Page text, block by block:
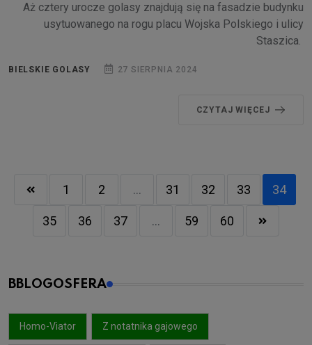
Aż cztery urocze golasy znajdują się na fasadzie budynku
usytuowanego na rogu placu Wojska Polskiego i ulicy
Staszica.
BIELSKIE GOLASY 27 SIERPNIA 2024
CZYTAJ WIĘCEJ
1 2 ... 31 32 33 34
35 36 37 ... 59 60
BBLOGOSFERA
Homo-Viator Z notatnika gajowego